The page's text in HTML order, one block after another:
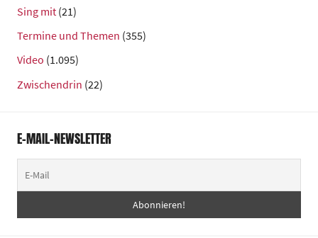
Sing mit (21)
Termine und Themen (355)
Video (1.095)
Zwischendrin (22)
E-MAIL-NEWSLETTER